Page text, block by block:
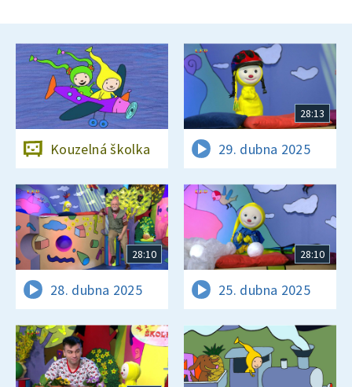
Kouzelná školka
28:13
29. dubna 2025
28:10
28. dubna 2025
28:10
25. dubna 2025